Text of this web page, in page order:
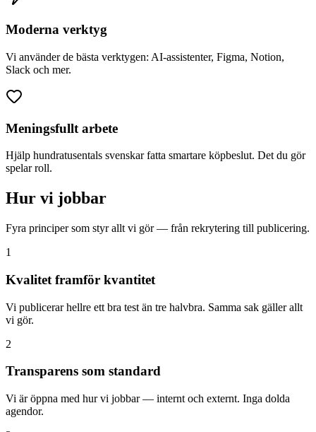
Moderna verktyg
Vi använder de bästa verktygen: AI-assistenter, Figma, Notion,
Slack och mer.
Meningsfullt arbete
Hjälp hundratusentals svenskar fatta smartare köpbeslut. Det du gör
spelar roll.
Hur vi jobbar
Fyra principer som styr allt vi gör — från rekrytering till publicering.
1
Kvalitet framför kvantitet
Vi publicerar hellre ett bra test än tre halvbra. Samma sak gäller allt
vi gör.
2
Transparens som standard
Vi är öppna med hur vi jobbar — internt och externt. Inga dolda
agendor.